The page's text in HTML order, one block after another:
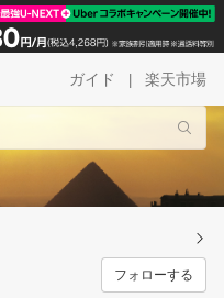
ガイド 楽天市場
フォローする